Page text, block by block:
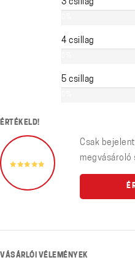
3 csillag
4 csillag
5 csillag
ÉRTÉKELD!
Csak
VÁSÁRLÓI VÉLEMÉNYEK